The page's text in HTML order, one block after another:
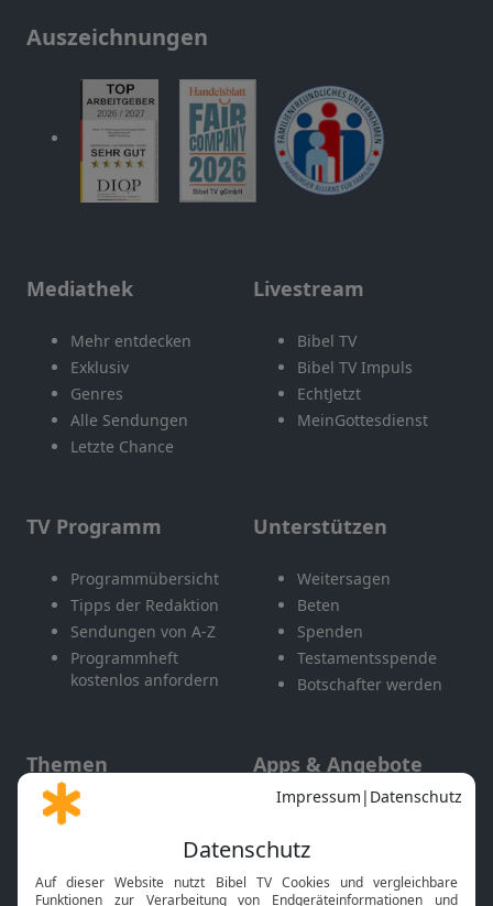
Auszeichnungen
Mediathek
Mehr entdecken
Exklusiv
Genres
Alle Sendungen
Letzte Chance
Livestream
Bibel TV
Bibel TV Impuls
EchtJetzt
MeinGottesdienst
TV Programm
Programmübersicht
Tipps der Redaktion
Sendungen von A-Z
Programmheft
kostenlos anfordern
Unterstützen
Weitersagen
Beten
Spenden
Testamentsspende
Botschafter werden
Themen
Gott und Bibel erklärt
Neuigkeiten
Apps & Angebote
Mobile App
Smart TV